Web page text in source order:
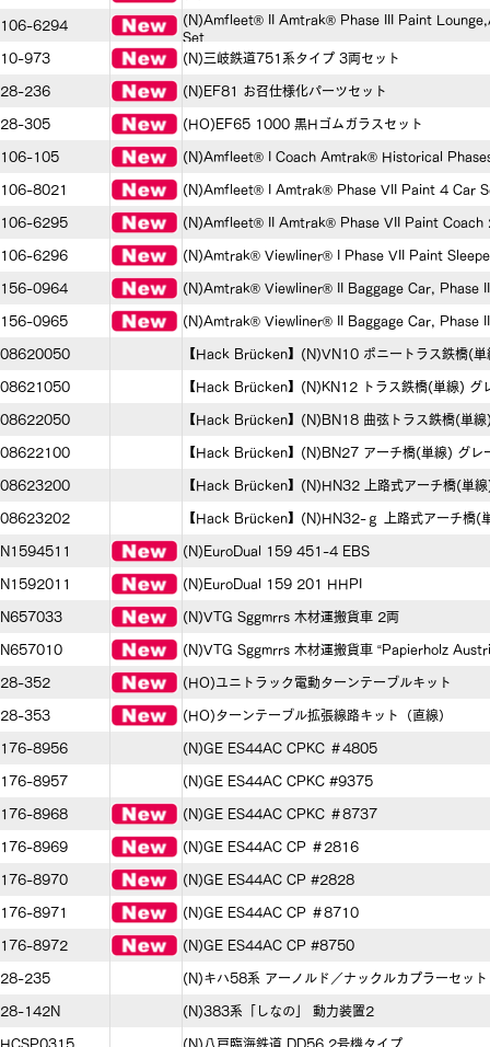
106-6294
(N)Amfleet® II Amtrak® Phase III Paint
Set
10-973
(N)三岐鉄道751系タイプ 3両セット
28-236 (N)EF81 お召仕様化パーツセット
28-305 (HO)EF65 1000 黒Hゴムガラスセット
106-105 (N)Amfleet® I Coach Amtrak® Historical
106-8021 (N)Amfleet® I Amtrak® Phase VII Paint 4 Car
106-6295 (N)Amfleet® II Amtrak® Phase VII Paint Coach
106-6296 (N)Amtrak® Viewliner® I Phase VII Paint
156-0964 (N)Amtrak® Viewliner® II Baggage Car, Phase
156-0965 (N)Amtrak® Viewliner® II Baggage Car, Phase
08620050 【Hack Brücken】(N)VN10 ポニートラス鉄橋(単
08621050 【Hack Brücken】(N)KN12 トラス鉄橋(単線) グ
08622050 【Hack Brücken】(N)BN18 曲弦トラス鉄橋(単線
08622100 【Hack Brücken】(N)BN27 アーチ橋(単線) グレ
08623200 【Hack Brücken】(N)HN32 上路式アーチ橋(単
08623202 【Hack Brücken】(N)HN32-ｇ 上路式アーチ橋(
N1594511 (N)EuroDual 159 451-4 EBS
N1592011 (N)EuroDual 159 201 HHPI
N657033 (N)VTG Sggmrrs 木材運搬貨車 2両
N657010 (N)VTG Sggmrrs 木材運搬貨車 “Papierholz
28-352 (HO)ユニトラック電動ターンテーブルキット
28-353 (HO)ターンテーブル拡張線路キット（直線）
176-8956 (N)GE ES44AC CPKC ＃4805
176-8957 (N)GE ES44AC CPKC #9375
176-8968 (N)GE ES44AC CPKC ＃8737
176-8969 (N)GE ES44AC CP ＃2816
176-8970 (N)GE ES44AC CP #2828
176-8971 (N)GE ES44AC CP ＃8710
176-8972 (N)GE ES44AC CP #8750
28-235 (N)キハ58系 アーノルド／ナックルカプラーセット
28-142N (N)383系「しなの」 動力装置2
HCSP0315 (N)八戸臨海鉄道 DD56 2号機タイプ